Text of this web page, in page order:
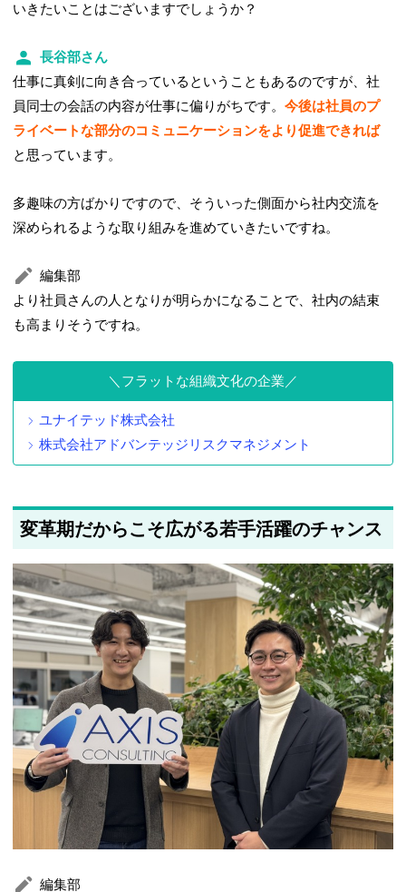
いきたいことはございますでしょうか？
長谷部さん
仕事に真剣に向き合っているということもあるのですが、社
員同士の会話の内容が仕事に偏りがちです。今後は社員のプ
ライベートな部分のコミュニケーションをより促進できれば
と思っています。
多趣味の方ばかりですので、そういった側面から社内交流を
深められるような取り組みを進めていきたいですね。
編集部
より社員さんの人となりが明らかになることで、社内の結束
も高まりそうですね。
フラットな組織文化の企業
ユナイテッド株式会社
株式会社アドバンテッジリスクマネジメント
変革期だからこそ広がる若手活躍のチャンス
編集部